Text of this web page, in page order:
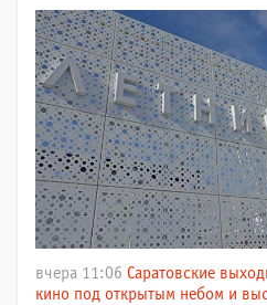
вчера 11:06 Саратовские
кино под открытым небом и